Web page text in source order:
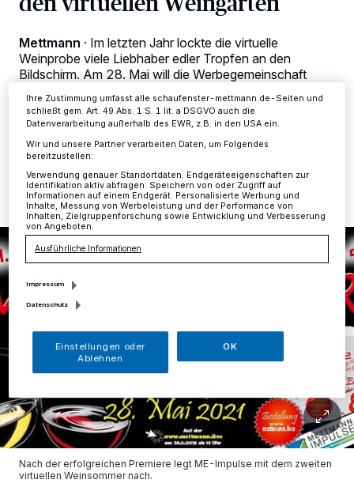
Mettmann · Im letzten Jahr lockte die virtuelle
Weinprobe viele Liebhaber edler Tropfen an den
Bildschirm. Am 28. Mai will die Werbegemeinschaft
17.05.2021 , 13:38 Uhr
Nach der erfolgreichen Premiere legt ME-Impulse mit dem zweiten
virtuellen Weinsommer nach.
Anzeigen möglicherweise nicht mehr so relevant für Sie. Sie können
ändern oder Ihre Einwilligung zu widerrufen, indem Sie auf den Link
Einstellungen oder Ablehnen am unteren Rand der Webseite klicken.
Ihre Einstellungen gelten innerhalb unseres Website. Weitere
Informationen finden Sie in unserer Datenschutzerklärung.
Ihre Zustimmung umfasst alle schaufenster-mettmann.de-Seiten und
schließt gem. Art. 49 Abs. 1 S. 1 lit. a DSGVO auch die
Datenverarbeitung außerhalb des EWR, z.B. in den USA ein.
Wir und unsere Partner verarbeiten Daten, um Folgendes
bereitzustellen:
Verwendung genauer Standortdaten. Endgeräteeigenschaften zur
Identifikation aktiv abfragen. Speichern von oder Zugriff auf
Informationen auf einem Endgerät. Personalisierte Werbung und
Inhalte, Messung von Werbeleistung und der Performance von
Inhalten, Zielgruppenforschung sowie Entwicklung und Verbesserung
von Angeboten.
Ausführliche Informationen
Impressum
Datenschutz
Einstellungen oder
Ablehnen
OK